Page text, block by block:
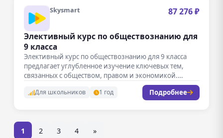
Skysmart 87 276 ₽
Элективный курс по обществознанию для
9 класса
Элективный курс по обществознанию для 9 класса
предлагает углубленное изучение ключевых тем,
связанных с обществом, правом и экономикой.…
Для школьников 1 год Подробнее
1 2 3 4 »